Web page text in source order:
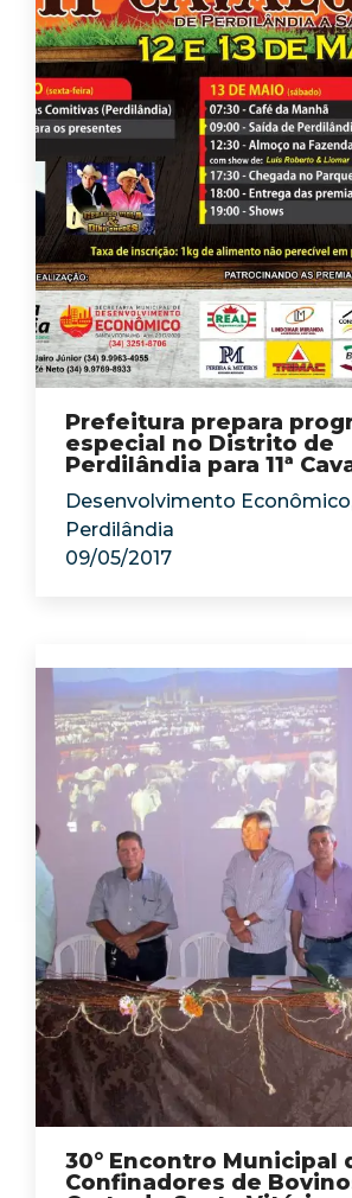
Prefeitura prepara
especial no Distrito de
Perdilândia para 11ª
Desenvolvimento Econômico
Perdilândia
09/05/2017
30° Encontro Municipal
Confinadores de